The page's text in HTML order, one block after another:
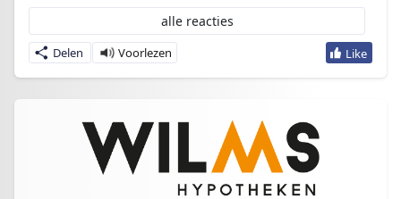
Delen
alle reacties